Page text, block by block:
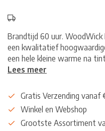
Brandtijd 60 uur. WoodWick
een kwalitatief
een hele kleine warme na
Lees meer
Gratis Verzending vanaf
Winkel en Webshop
Grootste Assortiment